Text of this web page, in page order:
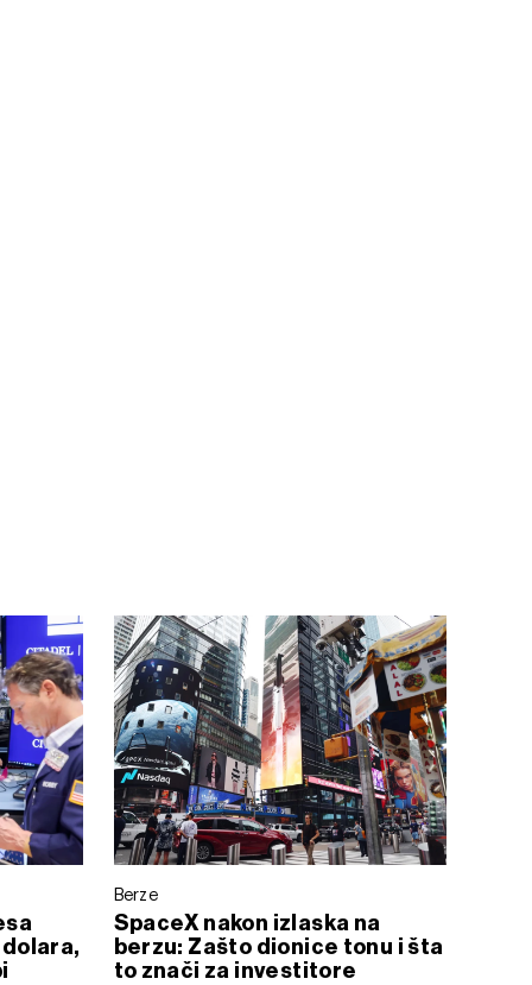
Berze
SpaceX nakon izlaska na
berzu: Zašto dionice tonu i šta
to znači za investitore